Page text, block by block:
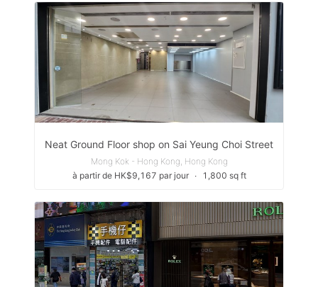
Neat Ground Floor shop on Sai Yeung Choi Street
Mong Kok - Hong Kong, Hong Kong
à partir de HK$9,167 par jour
∙ 1,800 sq ft